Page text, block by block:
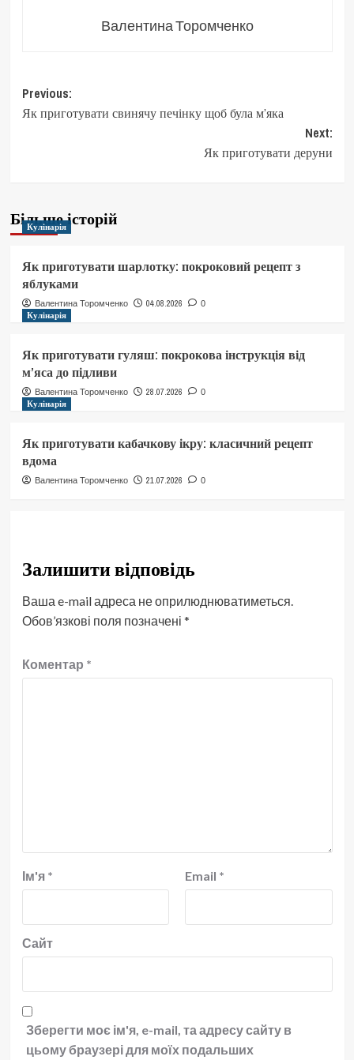
Валентина Торомченко
Post
navigation
Previous:
Як приготувати свинячу печінку щоб була м’яка
Next:
Як приготувати деруни
Більше історій
Кулінарія
Як приготувати шарлотку: покроковий рецепт з
яблуками
Валентина Торомченко 04.08.2026 0
Кулінарія
Як приготувати гуляш: покрокова інструкція від
м’яса до підливи
Валентина Торомченко 28.07.2026 0
Кулінарія
Як приготувати кабачкову ікру: класичний рецепт
вдома
Валентина Торомченко 21.07.2026 0
Залишити відповідь
Ваша e-mail адреса не оприлюднюватиметься.
Обов’язкові поля позначені *
Коментар *
Ім'я * Email *
Сайт
Зберегти моє ім'я, e-mail, та адресу сайту в
цьому браузері для моїх подальших